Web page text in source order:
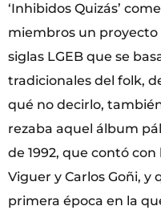
‘Inhibidos Quizás’
miembros un
siglas LGEB que se
tradicionales del folk,
qué no decirlo,
rezaba aquel álbum
de 1992, que contó
Viguer y Carlos Goñi,
primera época en la